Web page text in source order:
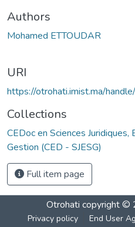
Authors
Mohamed ETTOUDAR
URI
https://otrohati.imist.ma/
Collections
CEDoc en Sciences
Gestion (CED - SJESG)
Full item page
Otrohati copyright
Privacy policy End User